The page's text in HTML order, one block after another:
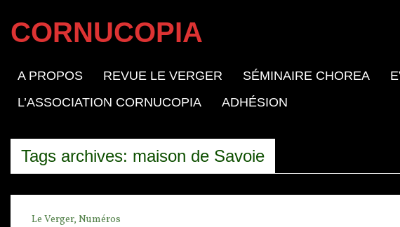
CORNUCOPIA
A PROPOS REVUE LE VERGER SÉMINAIRE CHOREA
L’ASSOCIATION CORNUCOPIA
ADHÉSION
Tags archives: maison de Savoie
Le Verger, Numéros